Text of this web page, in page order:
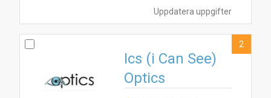
Uppdatera uppgifter
Ics (i Can See)
Optics
2